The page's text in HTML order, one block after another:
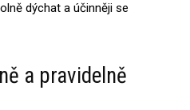
dýchat a účinněji se
a pravidelně